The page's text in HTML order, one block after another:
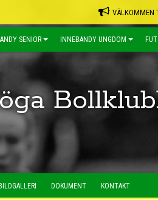
VÄLKOMMEN
SENIOR INNEBANDY UNGDOM
BILDGALLERI DOKUMENT KONTAKT